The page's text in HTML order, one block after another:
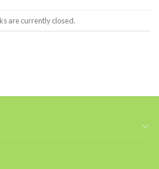
are currently closed.